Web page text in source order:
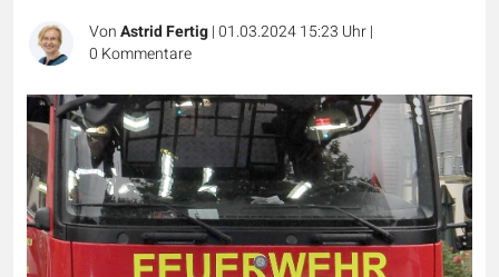
VonAstrid Fertig|01.03.2024 15:23 Uhr|
0 Kommentare